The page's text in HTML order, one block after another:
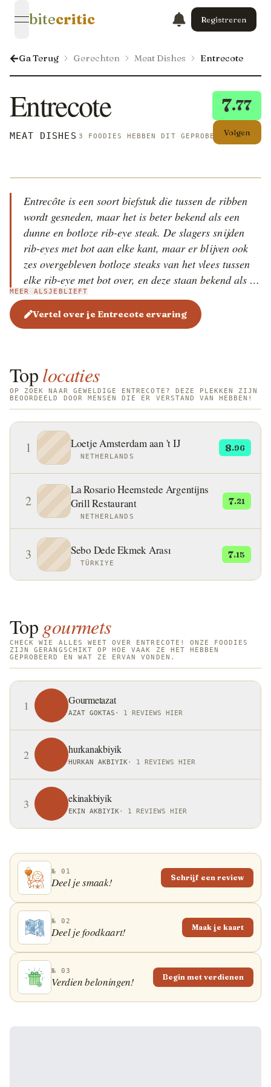
open navigation menu
bitecritic Registreren
Ga Terug Gerechten Meat Dishes Entrecote
7.77
Volgen
Entrecote
MEAT DISHES 3 FOODIES HEBBEN DIT GEPROBEERD
Entrecôte is een soort biefstuk die tussen de ribben
wordt gesneden, maar het is beter bekend als een
dunne en botloze rib-eye steak. De slagers snijden
rib-eyes met bot aan elke kant, maar er blijven ook
zes overgebleven botloze steaks van het vlees tussen
elke rib-eye met bot over, en deze staan bekend als de
entrecôtes. Omdat deze stukken dun zijn, zijn ze
geweldig om snel te koken op de grill of in een pan
(hoge temperatuur), maar het is belangrijk om ze niet
Frankrijk en Europa, en het woord entrecôte betekent
tussen de ribben.
MEER ALSJEBLIEFT
Vertel over je Entrecote ervaring
Toplocaties
OP ZOEK NAAR GEWELDIGE ENTRECOTE? DEZE PLEKKEN ZIJN
BEOORDEELD DOOR MENSEN DIE ER VERSTAND VAN HEBBEN!
1 Loetje Amsterdam aan 't IJ
NETHERLANDS
8.96
2
La Rosario Heemstede Argentijns
Grill Restaurant
NETHERLANDS
7.21
3 Sebo Dede Ekmek Arası
TÜRKIYE
7.15
Top gourmets
CHECK WIE ALLES WEET OVER ENTRECOTE! ONZE FOODIES
ZIJN GERANGSCHIKT OP HOE VAAK ZE HET HEBBEN
GEPROBEERD EN WAT ZE ERVAN VONDEN.
1 Gourmetazat
AZAT GOKTAS · 1 REVIEWS HIER
2 hurkanakbiyik
HURKAN AKBIYIK · 1 REVIEWS HIER
3 ekinakbiyik
EKIN AKBIYIK · 1 REVIEWS HIER
№ 01
Deel je smaak! Schrijf een review
№ 02
Deel je foodkaart! Maak je kaart
№ 03
Verdien beloningen! Begin met verdienen